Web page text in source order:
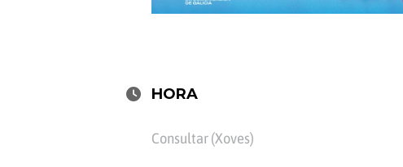
HORA
Consultar (Xoves)